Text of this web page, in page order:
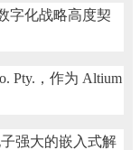
字化战略高度契
Pty.，作为 Altium
强大的嵌入式解